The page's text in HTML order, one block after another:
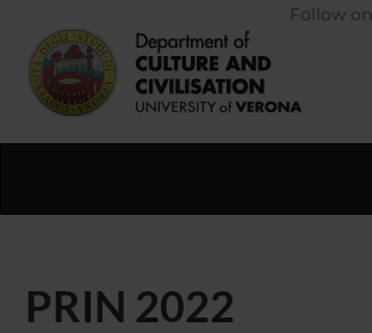
Follow on
PRIN 2022